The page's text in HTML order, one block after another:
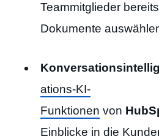
Teammitglieder
Dokumente
ations-KI-
Funktionen von
Einblicke in die